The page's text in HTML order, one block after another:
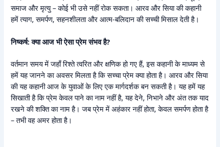
समाज और मृत्यु – कोई भी उसे नहीं रोक सकता। आरव और सिया की कहानी
हमें त्याग, समर्पण, सहनशीलता और आत्म-बलिदान की सच्ची मिसाल देती है।
निष्कर्ष: क्या आज भी ऐसा प्रेम संभव है?
वर्तमान समय में जहाँ रिश्ते त्वरित और क्षणिक हो गए हैं, इस कहानी के माध्यम से
हमें यह जानने का अवसर मिलता है कि सच्चा प्रेम क्या होता है। आरव और सिया
की यह कहानी आज के युवाओं के लिए एक मार्गदर्शक बन सकती है। यह हमें यह
सिखाती है कि प्रेम केवल पाने का नाम नहीं है, यह देने, निभाने और अंत तक याद
रखने की शक्ति का नाम है। जब प्रेम में अहंकार नहीं होता, केवल समर्पण होता है
– तभी वह अमर होता है।